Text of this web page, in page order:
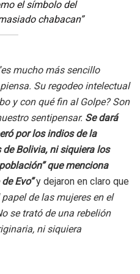
el símbolo del
chabacan”
mucho más sencillo
Su regodeo intelectual
y con qué fin al Golpe? Son
sentipensar. Se dará
por los indios de la
Bolivia, ni siquiera los
que menciona
Evo”y dejaron en claro que
de las mujeres en el
se trató de una rebelión
ni siquiera